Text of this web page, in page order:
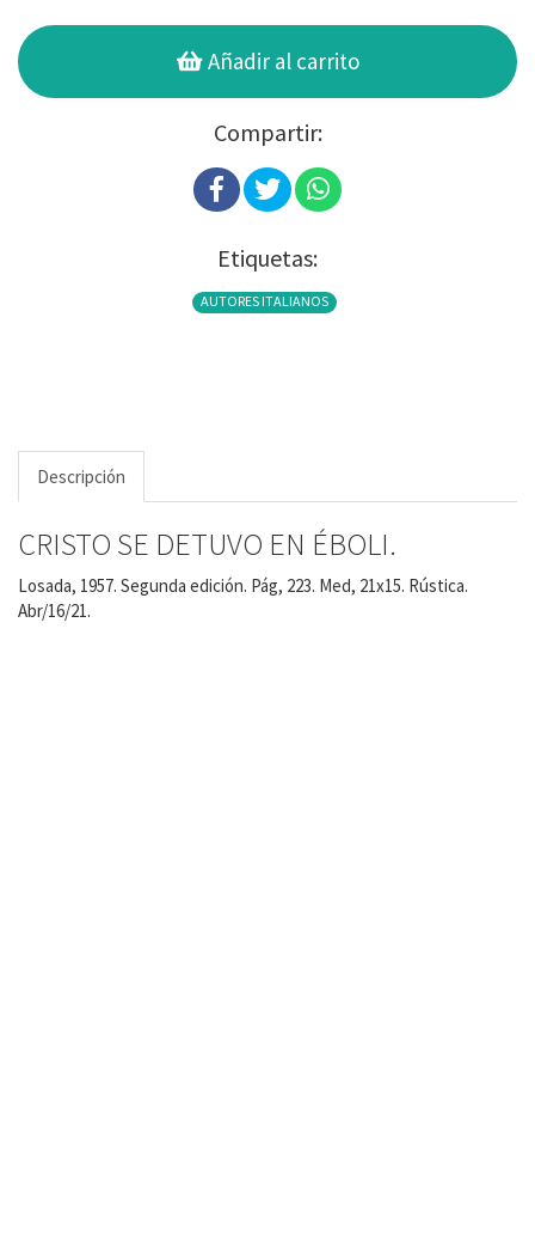
Añadir al carrito
Compartir:
Etiquetas:
AUTORES ITALIANOS
Descripción
CRISTO SE DETUVO EN ÉBOLI.
Losada, 1957. Segunda edición. Pág, 223. Med, 21x15. Rústica.
Abr/16/21.